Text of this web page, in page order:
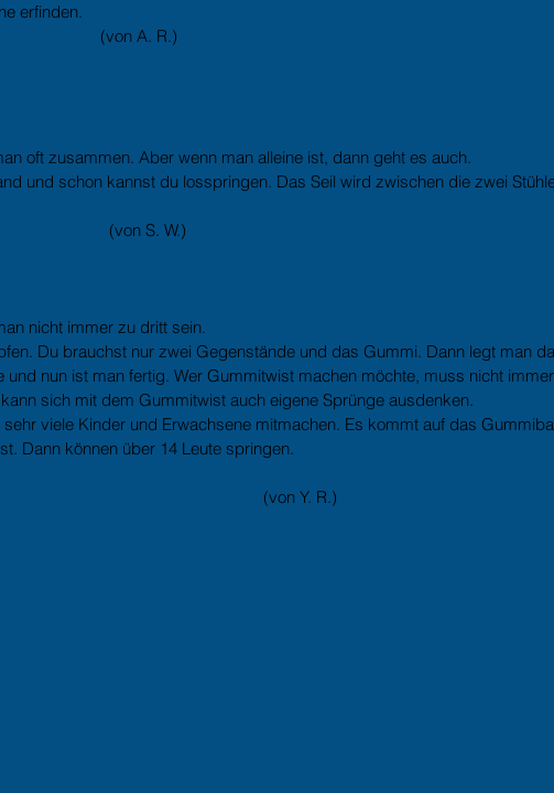
erfinden.
                                                                 (von A. R.)
oft zusammen. Aber wenn man alleine ist, dann geht es auch.
und schon kannst du losspringen. Das Seil wird zwischen die zwei
                                                                   (von S. W.)
nicht immer zu dritt sein.
Du brauchst nur zwei Gegenstände und das Gummi. Dann legt man
und nun ist man fertig. Wer Gummitwist machen möchte, muss nicht
sich mit dem Gummitwist auch eigene Sprünge ausdenken.
viele Kinder und Erwachsene mitmachen. Es kommt auf das
Dann können über 14 Leute springen.
                                                                                                      (von Y. R.)